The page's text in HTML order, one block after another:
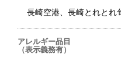
長崎空港、長崎とれとれ
アレルギー品目
（表示義務有）